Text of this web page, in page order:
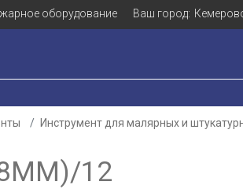
оборудование Ваш город:
Инструмент для малярных и
12